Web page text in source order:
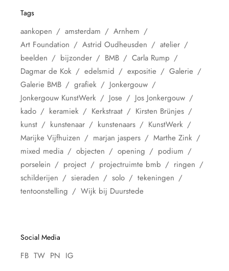
Tags
aankopen amsterdam
Arnhem
Art Foundation
Astrid Oudheusden
atelier
beelden
bijzonder BMB
Carla Rump
Dagmar de Kok
edelsmid expositie
Galerie
Galerie BMB
grafiek
Jonkergouw
Jonkergouw KunstWerk
Jose
Jos Jonkergouw
kado
keramiek Kerkstraat
Kirsten Brünjes
kunst
kunstenaar kunstenaars
KunstWerk
Marijke Vijfhuizen
marjan jaspers
Marthe Zink
mixed media
objecten opening
podium
porselein
project projectruimte bmb
ringen
schilderijen
sieraden solo
tekeningen
tentoonstelling
Wijk bij Duurstede
Social Media
FB TW PN IG